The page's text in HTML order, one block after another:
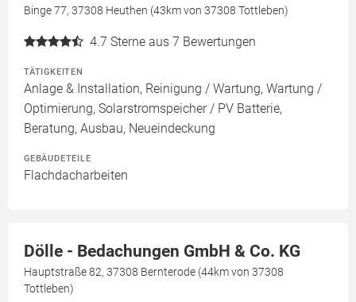
Binge 77, 37308 Heuthen (43km von 37308 Tottleben)
4.7 Sterne aus 7 Bewertungen
TÄTIGKEITEN
Anlage & Installation, Reinigung / Wartung, Wartung /
Optimierung, Solarstromspeicher / PV Batterie,
Beratung, Ausbau, Neueindeckung
GEBÄUDETEILE
Flachdacharbeiten
Dölle - Bedachungen GmbH & Co. KG
Hauptstraße 82, 37308 Bernterode (44km von 37308
Tottleben)